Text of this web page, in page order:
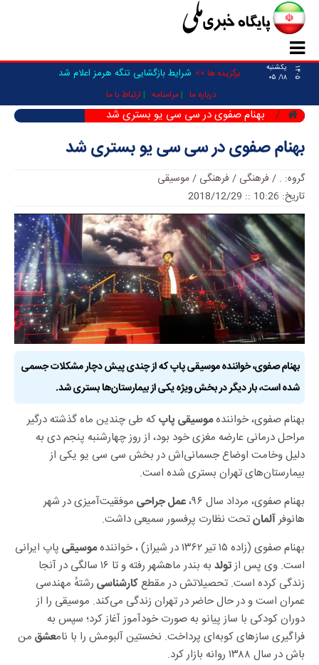
۱۴۰۵
یکشنبه
۱۸/ ۰۵
برگزیده ها >> شرایط بازگشایی تنگه هرمز اعلام شد
درباره ما مرامنامه ارتباط با ما
بهنام صفوی در سی سی یو بستری شد
بهنام صفوی در سی سی یو بستری شد
گروه: .
/ فرهنگی / فرهنگی / موسیقی
تاریخ: 10:26 :: 2018/12/29
بهنام صفوی، خواننده موسیقی پاپ که از چندی پیش دچار مشکلات جسمی
شده است، بار دیگر در بخش ویژه یکی از بیمارستان‌ها بستری شد.
بهنام صفوی، خوانندهموسیقی پاپکه طی چندین ماه گذشته درگیر
مراحل درمانی عارضه مغزی خود بود، از روز چهارشنبه پنجم دی به
دلیل وخامت اوضاع جسمانی‌اش در بخش سی سی یو یکی از
بیمارستان‌های تهران بستری شده است.
بهنام صفوی، مرداد سال ۹۶،
عمل جراحی موفقیت‌آمیزی در شهر
هانوفرآلمانتحت نظارت پرفسور سمیعی داشت.
بهنام صفوی (زاده ۱۵ تیر ۱۳۶۲ در شیراز) ، خواننده
موسیقی پاپ ایرانی
است. وی پس ازتولد
به بندر ماهشهر رفته و تا ۱۶ سالگی در آنجا
زندگی کرده است. تحصیلاتش در مقطعکارشناسی رشتهٔ مهندسی
عمران است و در حال حاضر در تهران زندگی می‌کند. موسیقی را از
دوران کودکی با ساز پیانو به صورت خودآموز آغاز کرد؛ سپس به
فراگیری سازهای کوبه‌ای پرداخت. نخستین آلبومش را با نامعشق من
باش در سال ۱۳۸۸ روانه بازار کرد.